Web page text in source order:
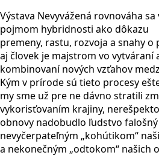
Výstava Nevyvážená rovnováha
pojmom hybridnosti ako dôkazu
premeny, rastu, rozvoja a snahy o
aj človek je majstrom vo vytváraní
kombinovaní nových vzťahov
Kým v prírode sú tieto procesy
my sme už pre ne dávno stratili
vykorisťovaním krajiny,
obnovy nadobudlo ľudstvo
nevyčerpateľným „kohútikom“
a nekonečným „odtokom“ našich